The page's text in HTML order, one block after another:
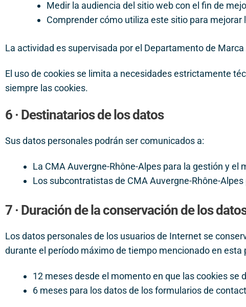
Medir la audiencia del sitio web con el fin de
Comprender cómo utiliza este sitio para
La actividad es supervisada por el Departamento de
El uso de cookies se limita a necesidades estrictamente
siempre las cookies.
6 · Destinatarios de los datos
Sus datos personales podrán ser comunicados a:
La CMA Auvergne-Rhône-Alpes para la gestión y el
Los subcontratistas de CMA Auvergne-Rhône-
7 · Duración de la conservación de los
Los datos personales de los usuarios de Internet se
durante el período máximo de tiempo mencionado en esta
12 meses desde el momento en que las cookies se
6 meses para los datos de los formularios de